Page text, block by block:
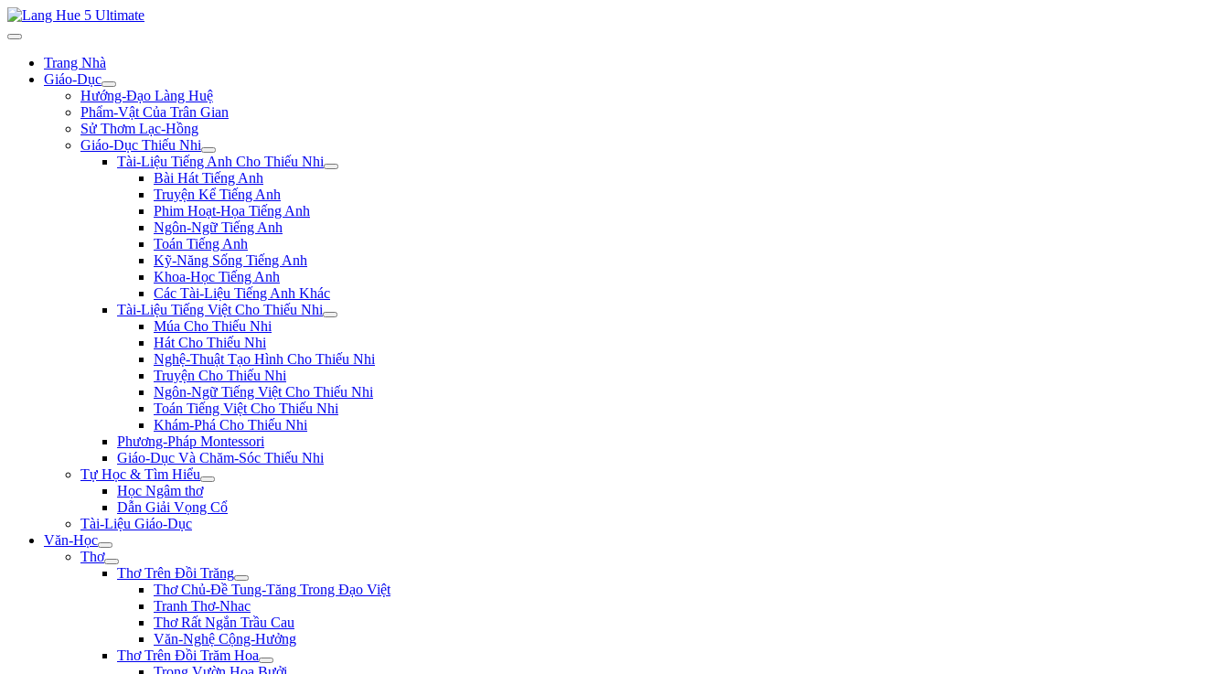
Trang Nhà
Giáo-Dục
Hướng-Đạo Làng Huệ
Phẩm-Vật Của Trân Gian
Sử Thơm Lạc-Hồng
Giáo-Dục Thiếu Nhi
Tài-Liệu Tiếng Anh Cho Thiếu Nhi
Bài Hát Tiếng Anh
Truyện Kể Tiếng Anh
Phim Hoạt-Họa Tiếng Anh
Ngôn-Ngữ Tiếng Anh
Toán Tiếng Anh
Kỹ-Năng Sống Tiếng Anh
Khoa-Học Tiếng Anh
Các Tài-Liệu Tiếng Anh Khác
Tài-Liệu Tiếng Việt Cho Thiếu Nhi
Múa Cho Thiếu Nhi
Hát Cho Thiếu Nhi
Nghệ-Thuật Tạo Hình Cho Thiếu Nhi
Truyện Cho Thiếu Nhi
Ngôn-Ngữ Tiếng Việt Cho Thiếu Nhi
Toán Tiếng Việt Cho Thiếu Nhi
Khám-Phá Cho Thiếu Nhi
Phương-Pháp Montessori
Giáo-Dục Và Chăm-Sóc Thiếu Nhi
Tự Học & Tìm Hiểu
Học Ngâm thơ
Dẫn Giải Vọng Cổ
Tài-Liệu Giáo-Dục
Văn-Học
Thơ
Thơ Trên Đồi Trăng
Thơ Chủ-Đề Tung-Tăng Trong Đạo Việt
Tranh Thơ-Nhac
Thơ Rất Ngắn Trầu Cau
Văn-Nghệ Cộng-Hưởng
Thơ Trên Đồi Trăm Hoa